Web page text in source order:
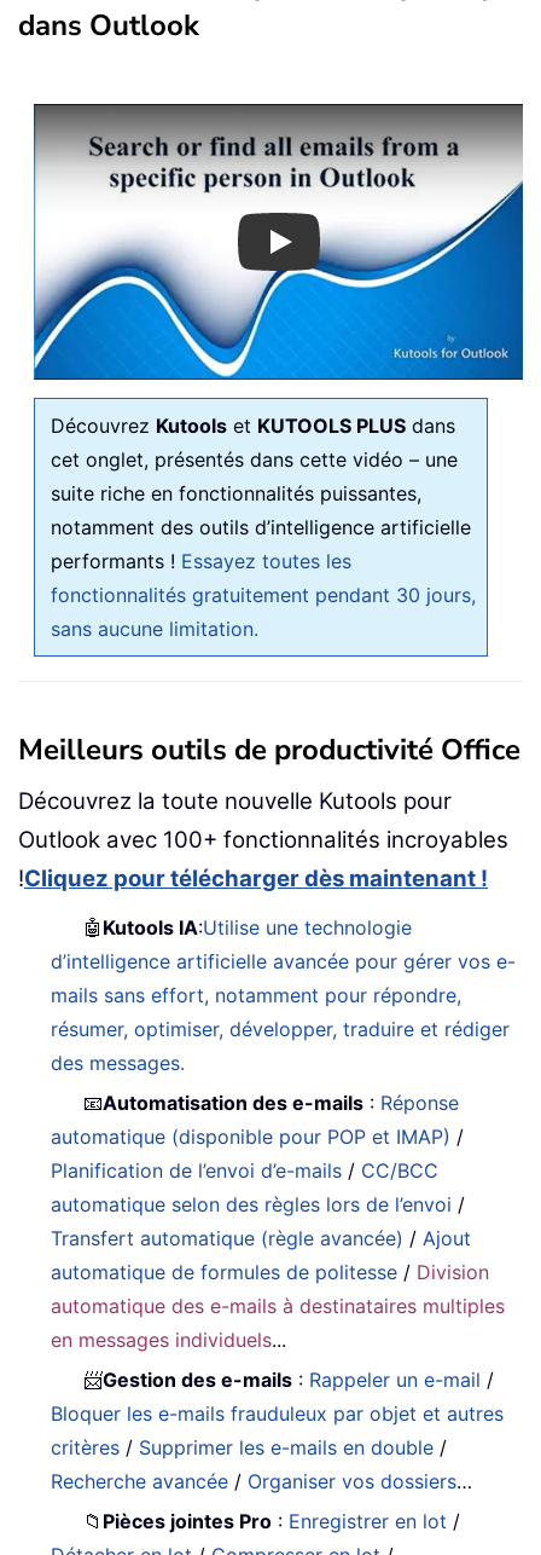
dans Outlook
Play
Découvrez Kutools et KUTOOLS PLUS dans
cet onglet, présentés dans cette vidéo – une
suite riche en fonctionnalités puissantes,
notamment des outils d’intelligence artificielle
performants ! Essayez toutes les
fonctionnalités gratuitement pendant 30 jours,
sans aucune limitation.
Meilleurs outils de productivité Office
Découvrez la toute nouvelle Kutools pour
Outlook avec 100+ fonctionnalités incroyables
!Cliquez pour télécharger dès maintenant !
🤖 Kutools IA:Utilise une technologie
d’intelligence artificielle avancée pour gérer vos e-
mails sans effort, notamment pour répondre,
résumer, optimiser, développer, traduire et rédiger
des messages.
📧Automatisation des e-mails : Réponse
automatique (disponible pour POP et IMAP) /
Planification de l’envoi d’e-mails / CC/BCC
automatique selon des règles lors de l’envoi /
Transfert automatique (règle avancée) / Ajout
automatique de formules de politesse / Division
automatique des e-mails à destinataires multiples
en messages individuels...
📨Gestion des e-mails : Rappeler un e-mail /
Bloquer les e-mails frauduleux par objet et autres
critères / Supprimer les e-mails en double /
Recherche avancée / Organiser vos dossiers…
📁 Pièces jointes Pro : Enregistrer en lot /